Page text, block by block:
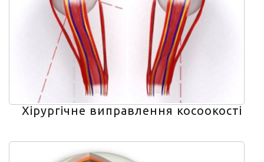
Хірургічне виправлення косоокості